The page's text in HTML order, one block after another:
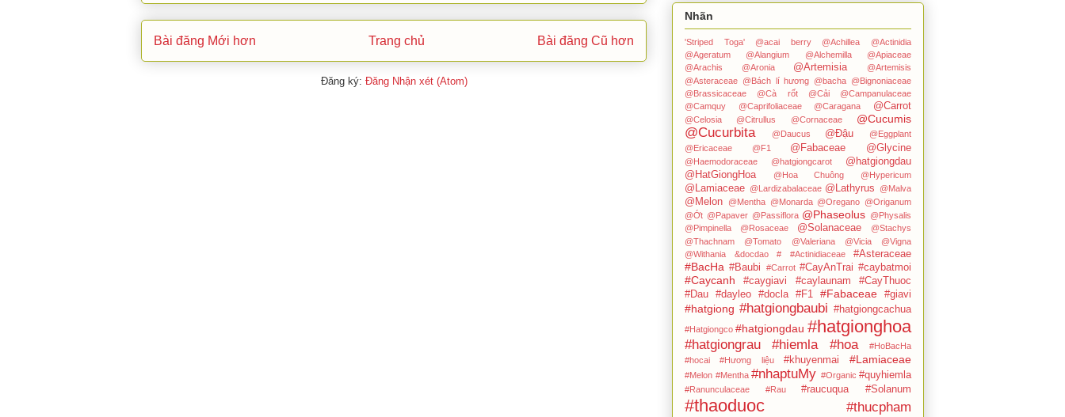
Bài đăng Mới hơn Bài đăng Cũ hơn
Trang chủ
Đăng ký: Đăng Nhận xét (Atom)
Nhãn
'Striped Toga' @acai berry @Achillea
@Actinidia
@Ageratum
@Alangium @Alchemilla
@Apiaceae
@Arachis
@Aronia @Artemisia
@Artemisis
@Asteraceae @Bách lí hương @bacha @Bignoniaceae
@Brassicaceae
@Cà rốt @Cải
@Campanulaceae
@Camquy
@Caprifoliaceae @Caragana @Carrot
@Celosia @Citrullus @Cornaceae @Cucumis
@Cucurbita @Daucus @Đậu
@Eggplant
@Ericaceae
@F1 @Fabaceae @Glycine
@Haemodoraceae @hatgiongcarot
@hatgiongdau
@HatGiongHoa
@Hoa Chuông @Hypericum
@Lamiaceae @Lardizabalaceae @Lathyrus @Malva
@Melon @Mentha @Monarda @Oregano @Origanum
@Ớt @Papaver @Passiflora @Phaseolus @Physalis
@Pimpinella
@Rosaceae @Solanaceae
@Stachys
@Thachnam
@Tomato @Valeriana @Vicia
@Vigna
@Withania
&docdao # #Actinidiaceae #Asteraceae
#BacHa #Baubi #Carrot #CayAnTrai #caybatmoi
#Caycanh #caygiavi #caylaunam
#CayThuoc
#Dau
#dayleo #docla #F1 #Fabaceae #giavi
#hatgiong #hatgiongbaubi #hatgiongcachua
#Hatgiongco #hatgiongdau #hatgionghoa
#hatgiongrau #hiemla #hoa
#HoBacHa
#hocai
#Hương liệu #khuyenmai #Lamiaceae
#Melon #Mentha #nhaptuMy #Organic #quyhiemla
#Ranunculaceae #Rau #raucuqua #Solanum
#thaoduoc #thucpham